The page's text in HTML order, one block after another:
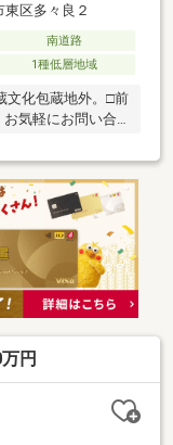
区多々良２
南道路
1種低層地域
文化包蔵地外。□前
気軽にお問い合
円